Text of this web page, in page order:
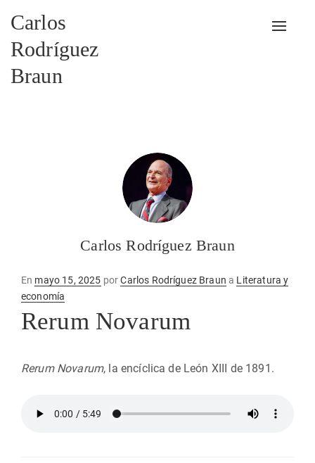
Carlos
Rodríguez
Braun
Carlos Rodríguez Braun
En Publicado
en
mayo 15, 2025 porCarlos Rodríguez Braun a Literatura y
economía
Rerum Novarum
Rerum Novarum, la encíclica de León XIII de 1891.